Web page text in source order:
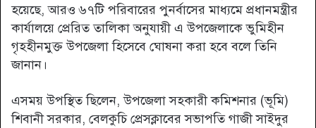
হয়েছে, আরও ৬৭টি পরিবারের পুনর্বাসের মাধ্যমে প্রধানমন্ত্রীর
কার্যালয়ে প্রেরিত তালিকা অনুযায়ী এ উপজেলাকে ভুমিহীন
গৃহহীনমুক্ত উপজেলা হিসেবে ঘোষনা করা হবে বলে তিনি
জানান।
এসময় উপস্থিত ছিলেন, উপজেলা সহকারী কমিশনার (ভূমি)
শিবানী সরকার, বেলকুচি প্রেসক্লাবের সভাপতি গাজী সাইদুর